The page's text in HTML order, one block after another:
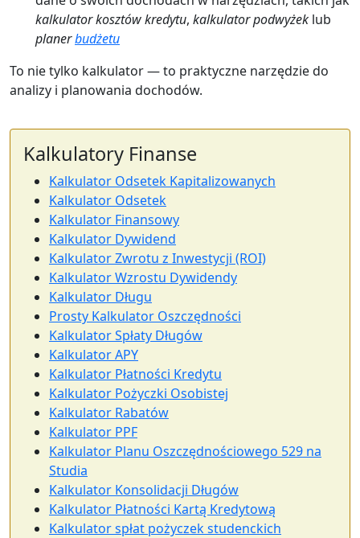
kalkulator kosztów kredytu, kalkulator podwyżek lub
planerbudżetu
To nie tylko kalkulator — to praktyczne narzędzie do
analizy i planowania dochodów.
Kalkulatory Finanse
Kalkulator Odsetek Kapitalizowanych
Kalkulator Odsetek
Kalkulator Finansowy
Kalkulator Dywidend
Kalkulator Zwrotu z Inwestycji (ROI)
Kalkulator Wzrostu Dywidendy
Kalkulator Długu
Prosty Kalkulator Oszczędności
Kalkulator Spłaty Długów
Kalkulator APY
Kalkulator Płatności Kredytu
Kalkulator Pożyczki Osobistej
Kalkulator Rabatów
Kalkulator PPF
Kalkulator Planu Oszczędnościowego 529 na
Studia
Kalkulator Konsolidacji Długów
Kalkulator Płatności Kartą Kredytową
Kalkulator spłat pożyczek studenckich